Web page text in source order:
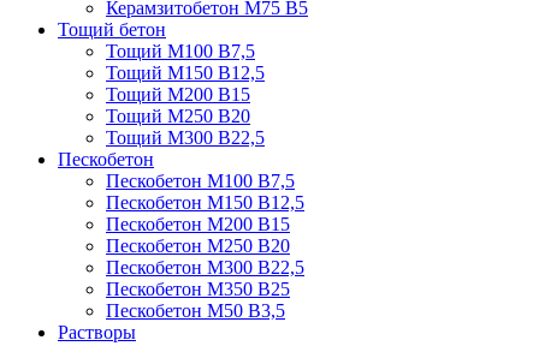
Керамзитобетон М75 В5
Тощий бетон
Тощий М100 В7,5
Тощий М150 В12,5
Тощий М200 В15
Тощий М250 В20
Тощий М300 В22,5
Пескобетон
Пескобетон М100 В7,5
Пескобетон М150 В12,5
Пескобетон М200 В15
Пескобетон М250 В20
Пескобетон М300 В22,5
Пескобетон М350 В25
Пескобетон М50 В3,5
Растворы